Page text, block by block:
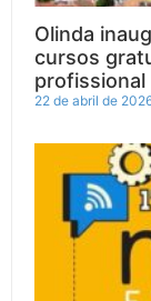
Olinda
cursos
22 de abril de